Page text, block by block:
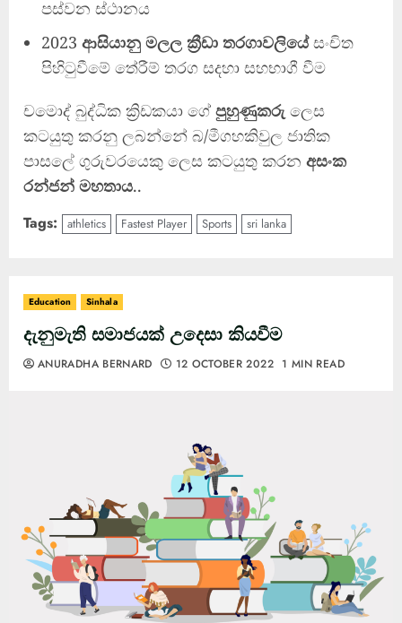
පස්වන ස්ථානය
2023 ආසියානු මලල ක්‍රීඩා තරගාවලියේසංචිත
පිහිටුවීමේ තේරීම් තරග සදහා සහභාගී වීම
චමොද් බුද්ධික ක්‍රිඩකයා ගේ පුහුණුකරු ලෙස
කටයුතු කරනු ලබන්නේ බ/මීගහකිවුල ජාතික
පාසලේ ගුරුවරයෙකු ලෙස කටයුතු කරන අසංක
රන්ජන් මහතාය..
Tags: athletics Fastest Player Sports sri lanka
Education Sinhala
දැනුමැති සමාජයක් උදෙසා කියවීම
ANURADHA BERNARD 12 OCTOBER 2022 1 MIN READ